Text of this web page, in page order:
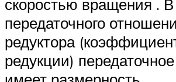
скоростью вращения . В
передаточного
редуктора
редукции)